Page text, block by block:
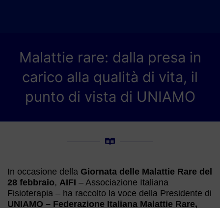
Malattie rare: dalla presa in
carico alla qualità di vita, il
punto di vista di UNIAMO
In occasione della Giornata delle Malattie Rare del
28 febbraio, AIFI – Associazione Italiana
Fisioterapia – ha raccolto la voce della Presidente di
UNIAMO – Federazione Italiana Malattie Rare,